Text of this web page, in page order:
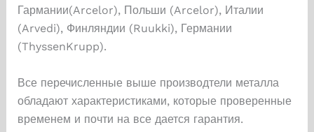
Гармании(Arcelor), Польши (Arcelor), Италии
(Arvedi), Финляндии (Ruukki), Германии
(ThyssenKrupp).
Все перечисленные выше производтели металла
обладают характеристиками, которые проверенные
временем и почти на все дается гарантия.